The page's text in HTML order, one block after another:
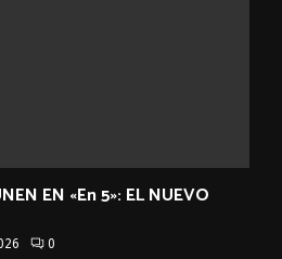
EN «En 5»: EL NUEVO
0